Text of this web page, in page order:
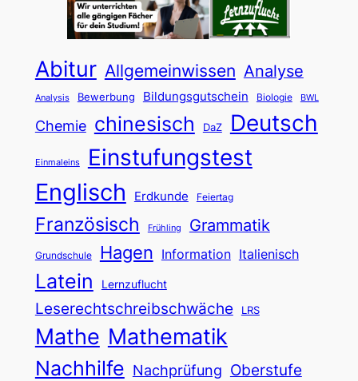
Abitur Allgemeinwissen Analyse
Analysis Bewerbung Bildungsgutschein Biologie BWL
Chemie chinesisch DaZ Deutsch
Einmaleins Einstufungstest
Englisch Erdkunde Feiertag
Französisch Frühling Grammatik
Grundschule Hagen Information Italienisch
Latein Lernzuflucht
Leserechtschreibschwäche LRS
Mathe Mathematik
Nachhilfe Nachprüfung Oberstufe